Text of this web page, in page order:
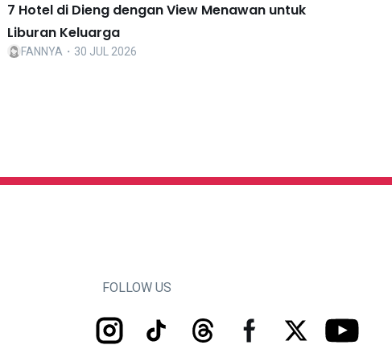
7 Hotel di Dieng dengan View Menawan untuk
Liburan Keluarga
FANNYA ・30 JUL 2026
FOLLOW US